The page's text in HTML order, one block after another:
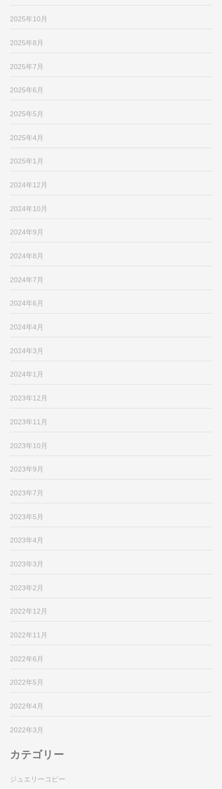
2025年10月
2025年8月
2025年7月
2025年6月
2025年5月
2025年4月
2025年1月
2024年12月
2024年10月
2024年9月
2024年8月
2024年7月
2024年6月
2024年4月
2024年3月
2024年1月
2023年12月
2023年11月
2023年10月
2023年9月
2023年7月
2023年5月
2023年4月
2023年3月
2023年2月
2022年12月
2022年11月
2022年6月
2022年5月
2022年4月
2022年3月
カテゴリー
ジュエリーコピー